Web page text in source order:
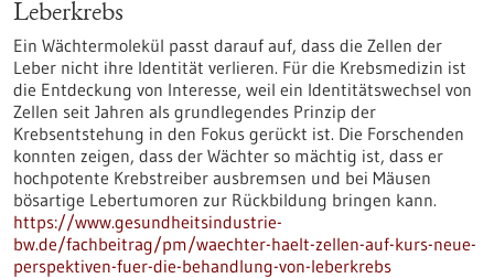
Leberkrebs
Ein Wächtermolekül passt darauf auf, dass die Zellen der
Leber nicht ihre Identität verlieren. Für die Krebsmedizin ist
die Entdeckung von Interesse, weil ein Identitätswechsel von
Zellen seit Jahren als grundlegendes Prinzip der
Krebsentstehung in den Fokus gerückt ist. Die Forschenden
konnten zeigen, dass der Wächter so mächtig ist, dass er
hochpotente Krebstreiber ausbremsen und bei Mäusen
bösartige Lebertumoren zur Rückbildung bringen kann.
https://www.gesundheitsindustrie-
bw.de/fachbeitrag/pm/waechter-haelt-zellen-auf-kurs-neue-
perspektiven-fuer-die-behandlung-von-leberkrebs